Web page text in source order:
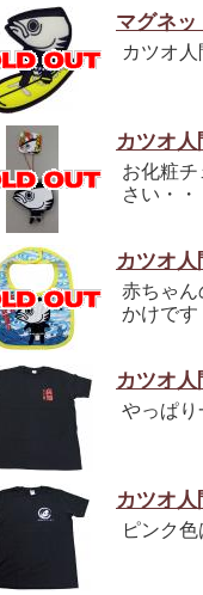
マグネ
カツオ
カツオ
お化粧
さい・・
カツオ
赤ちゃ
かけです
カツオ
やっぱ
カツオ
ピンク